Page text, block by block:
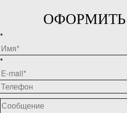
ОФОРМИТЬ
*
*